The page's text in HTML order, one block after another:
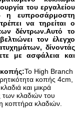
του εργαλείου
η ευπροσάρμοστη
να τηρείται ο
δέντρων.Αυτό το
τον έλεγχο
δίνοντάς
με ασφάλεια και
κοπής:Το High Branch
κοπής 4cm,
και μικρά
κλαδιών του
κοπτήρα κλαδιών.